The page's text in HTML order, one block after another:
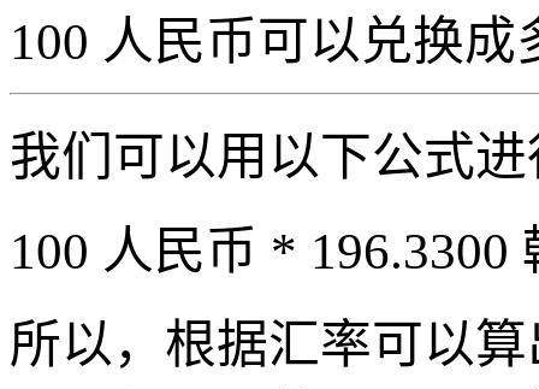
100 人民币可以兑换成
我们可以用以下公式
100 人民币 * 196.3300
所以，根据汇率可以